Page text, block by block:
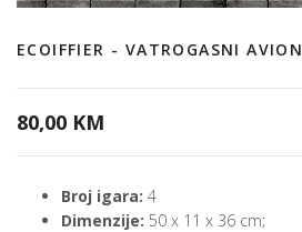
ECOIFFIER - VATROGASNI AVION
80,00 KM
Broj igara: 4
Dimenzije: 50 x 11 x 36 cm;